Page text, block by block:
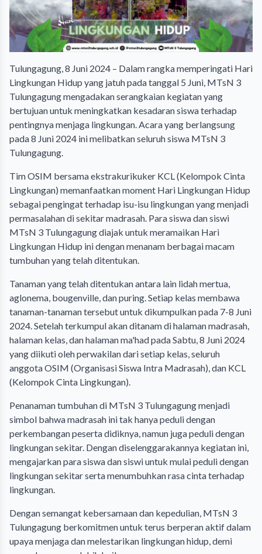
Tulungagung, 8 Juni 2024 – Dalam rangka memperingati Hari
Lingkungan Hidup yang jatuh pada tanggal 5 Juni, MTsN 3
Tulungagung mengadakan serangkaian kegiatan yang
bertujuan untuk meningkatkan kesadaran siswa terhadap
pentingnya menjaga lingkungan. Acara yang berlangsung
pada 8 Juni 2024 ini melibatkan seluruh siswa MTsN 3
Tulungagung.
Tim OSIM bersama ekstrakurikuker KCL (Kelompok Cinta
Lingkungan) memanfaatkan moment Hari Lingkungan Hidup
sebagai pengingat terhadap isu-isu lingkungan yang menjadi
permasalahan di sekitar madrasah. Para siswa dan siswi
MTsN 3 Tulungagung diajak untuk meramaikan Hari
Lingkungan Hidup ini dengan menanam berbagai macam
tumbuhan yang telah ditentukan.
Tanaman yang telah ditentukan antara lain lidah mertua,
aglonema, bougenville, dan puring. Setiap kelas membawa
tanaman-tanaman tersebut untuk dikumpulkan pada 7-8 Juni
2024. Setelah terkumpul akan ditanam di halaman madrasah,
halaman kelas, dan halaman ma'had pada Sabtu, 8 Juni 2024
yang diikuti oleh perwakilan dari setiap kelas, seluruh
anggota OSIM (Organisasi Siswa Intra Madrasah), dan KCL
(Kelompok Cinta Lingkungan).
Penanaman tumbuhan di MTsN 3 Tulungagung menjadi
simbol bahwa madrasah ini tak hanya peduli dengan
perkembangan peserta didiknya, namun juga peduli dengan
lingkungan sekitar. Dengan diselenggarakannya kegiatan ini,
mengajarkan para siswa dan siswi untuk mulai peduli dengan
lingkungan sekitar serta menumbuhkan rasa cinta terhadap
lingkungan.
Dengan semangat kebersamaan dan kepedulian, MTsN 3
Tulungagung berkomitmen untuk terus berperan aktif dalam
upaya menjaga dan melestarikan lingkungan hidup, demi